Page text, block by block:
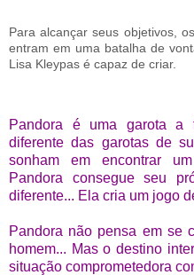
Para alcançar seus objetivos,
entram em uma batalha de
Lisa Kleypas é capaz de criar.
Pandora é uma garota
diferente das garotas de
sonham em encontrar
Pandora consegue seu
diferente... Ela cria um jogo
Pandora não pensa em se
homem... Mas o destino
situação comprometedora